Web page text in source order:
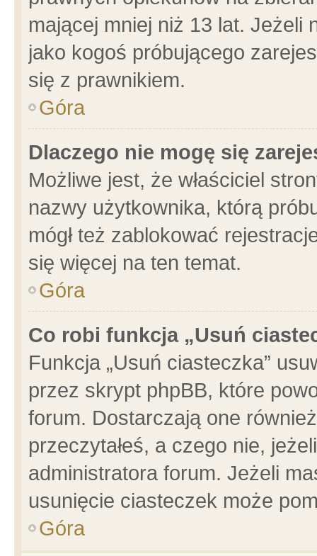
mającej mniej niż 13 lat. Jeżeli
jako kogoś próbującego
się z prawnikiem.
Góra
Dlaczego nie mogę się
Możliwe jest, że właściciel
nazwy użytkownika, którą
mógł też zablokować
się więcej na ten temat.
Góra
Co robi funkcja „Usuń
Funkcja „Usuń ciasteczka”
przez skrypt phpBB, które
forum. Dostarczają one
przeczytałeś, a czego nie,
administratora forum. Jeżeli
usunięcie ciasteczek może
Góra